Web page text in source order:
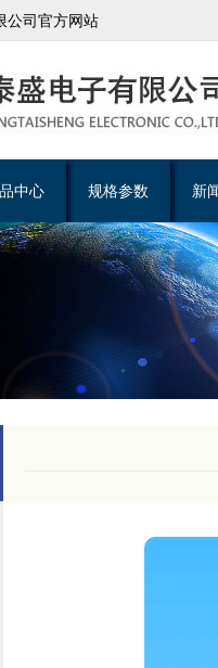
公司官方网站
中心 规格参数 新